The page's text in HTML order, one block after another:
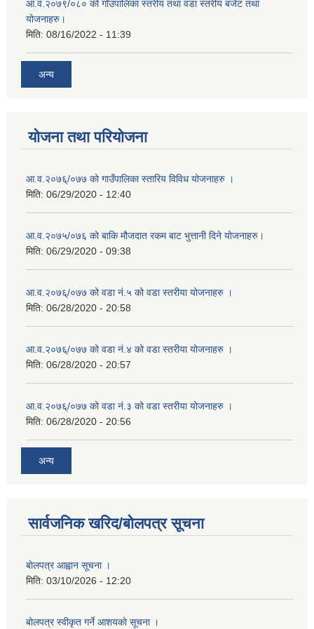
आ.व.२०७९/०८० को गाँउपालिका स्तरीय तथा वडा स्तरीय बजेट तथा
योजनाहरु।
मिति: 08/16/2022 - 11:39
अन्य
योजना तथा परियोजना
आ.व.२०७६्/०७७ को गाउँपालिका स्तारिय विविध योजनाहरु ।
मिति: 06/29/2020 - 12:40
आ.व.२०७५/०७६ को बाकि मौजदात रकम बाट भुत्तानी दिने योजनाहरु।
मिति: 06/29/2020 - 09:38
आ.व.२०७६्/०७७ को वडा नं.५ को वडा स्तरीया योजनाहरु ।
मिति: 06/28/2020 - 20:58
आ.व.२०७६्/०७७ को वडा नं.४ को वडा स्तरीया योजनाहरु ।
मिति: 06/28/2020 - 20:57
आ.व.२०७६्/०७७ को वडा नं.३ को वडा स्तरीया योजनाहरु ।
मिति: 06/28/2020 - 20:56
अन्य
सार्वजनिक खरिद/बोलपत्र सूचना
बाेलपत्र आह्वान सूचना ।
मिति: 03/10/2026 - 12:20
बाेलपत्र स्वीकृत गर्ने आशयकाे सूचना ।